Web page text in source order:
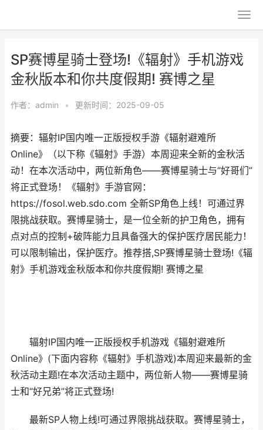
SP赛博星骑士登场!《辐射》手机游戏
金秋版本和你共度假期! 赛博之星
作者： admin • 更新时间：2025-09-05
摘要：辐射IP国内唯一正版授权手游《辐射避难所
Online》（以下称《辐射》手游）本周迎来全新的金秋活
动！在本次活动中，两位新角色——赛博星骑士与“好哥们”
将正式登场！《辐射》手游官网：
https://fosol.web.sdo.com 全新SP角色上线！可通过界
限挑战获取。赛博星骑士，是一位全新的护卫角色，拥有
点对点的控制+破阵能力且具备强大的保护医疗居民能力！
可以限制输出，保护医疗。推荐搭,SP赛博星骑士登场!《辐
射》手机游戏金秋版本和你共度假期! 赛博之星
辐射IP国内唯一正版授权手机游戏《辐射避难所
Online》(下面内容称《辐射》手机游戏)本周迎来最新的金
秋活动主题!在本次活动主题中，两位新人物——赛博星骑
士和“好兄弟”将正式登场!
最新SP人物上线!可通过界限挑战获取。赛博星骑士，